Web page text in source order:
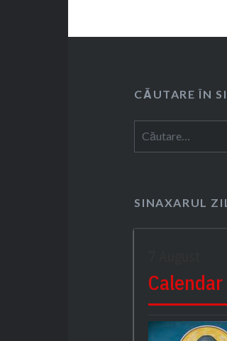
CĂUTARE ÎN
SINAXARUL